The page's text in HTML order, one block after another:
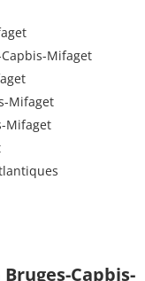
Mifaget
Mifaget
Mifaget
Capbis-